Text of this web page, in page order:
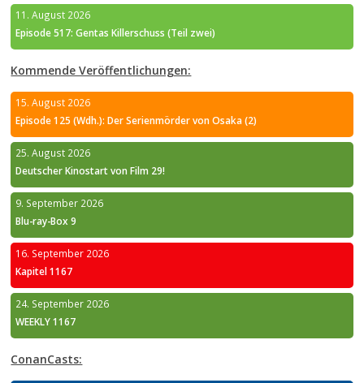
11. August 2026
Episode 517: Gentas Killerschuss (Teil zwei)
Kommende Veröffentlichungen:
15. August 2026
Episode 125 (Wdh.): Der Serienmörder von Osaka (2)
25. August 2026
Deutscher Kinostart von Film 29!
9. September 2026
Blu-ray-Box 9
16. September 2026
Kapitel 1167
24. September 2026
WEEKLY 1167
ConanCasts: